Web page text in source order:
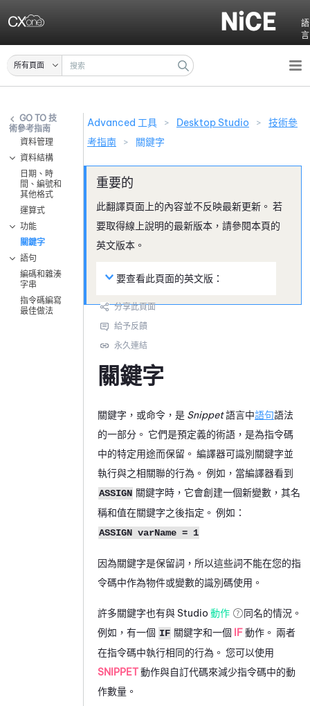
所有頁面
語
言
技
術參考指南
資料管理
資料結構
日期、時
間、編號和
其他格式
運算式
功能
關鍵字
語句
編碼和雜湊
字串
指令碼編寫
最佳做法
Advanced 工具 > Desktop Studio >
技術參
考指南
> 關鍵字
此翻譯頁面上的內容並不反映最新更新。 若
要取得線上說明的最新版本，請參閱本頁的
英文版本。
要查看此頁面的英文版：
關鍵字
關鍵字，或命令，是 Snippet語言中語句語法
的一部分。 它們是預定義的術語，是為指令碼
中的特定用途而保留。 編譯器可識別關鍵字並
執行與之相關聯的行為。 例如，當編譯器看到
ASSIGN 關鍵字時，它會創建一個新變數，其名
稱和值在關鍵字之後指定。 例如：
ASSIGN varName = 1
因為關鍵字是保留詞，所以這些詞不能在您的指
令碼中作為物件或變數的識別碼使用。
許多關鍵字也有與 Studio 動作
同名的情況。
例如，有一個 IF 關鍵字和一個 IF動作。 兩者
在指令碼中執行相同的行為。 您可以使用
SNIPPET動作與自訂代碼來減少指令碼中的動
作數量。